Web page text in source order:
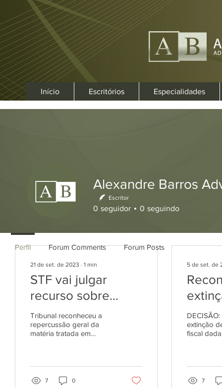
Início Escritórios Especialidades
Sobre
curtida recebida comentário recebido
21 de set. de 2023 ∙ 1 min
STF vai julgar
recurso sobre
crédito de ICMS
em operações
Tribunal reconheceu a
repercussão geral da
matéria tratada em
7 0
5 de set. de
dada
extinção
fiscal
Turma
7
Alexandre Barros
Escritor
0 seguidor 0 seguindo
Perfil Forum Comments Forum Posts